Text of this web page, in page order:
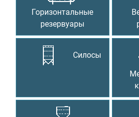
Горизонтальные
резервуары
Силосы